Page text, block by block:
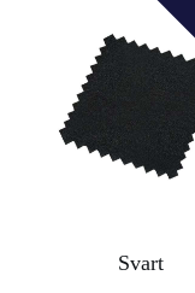
Svart